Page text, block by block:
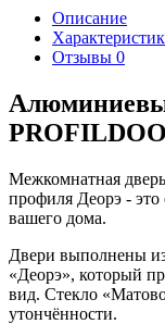
Описание
Отзывы 0
Межкомнатная
профиля Деорэ -
вашего дома.
Двери выполнены
«Деорэ», который
вид. Стекло
утончённости.